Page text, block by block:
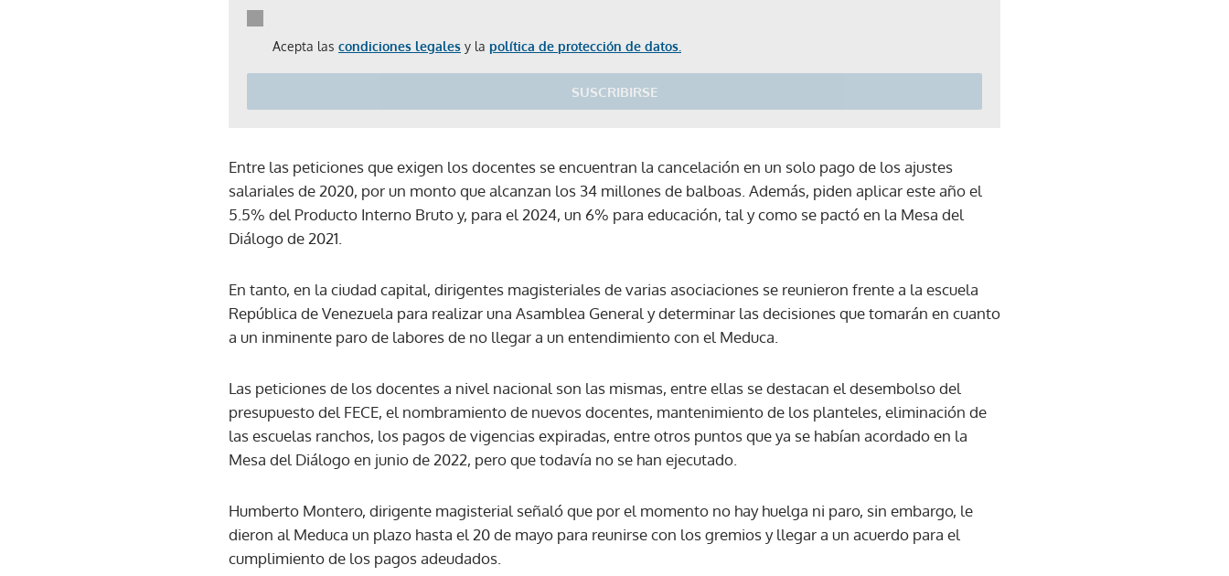
Acepta las condiciones legales y la política de protección de datos.
SUSCRIBIRSE
Gracias por suscribirte a nuestro boletín.
Entre las peticiones que exigen los docentes se encuentran la cancelación en un solo pago de los ajustes
salariales de 2020, por un monto que alcanzan los 34 millones de balboas. Además, piden aplicar este año el
5.5% del Producto Interno Bruto y, para el 2024, un 6% para educación, tal y como se pactó en la Mesa del
Diálogo de 2021.
En tanto, en la ciudad capital, dirigentes magisteriales de varias asociaciones se reunieron frente a la escuela
República de Venezuela para realizar una Asamblea General y determinar las decisiones que tomarán en cuanto
a un inminente paro de labores de no llegar a un entendimiento con el Meduca.
Las peticiones de los docentes a nivel nacional son las mismas, entre ellas se destacan el desembolso del
presupuesto del FECE, el nombramiento de nuevos docentes, mantenimiento de los planteles, eliminación de
las escuelas ranchos, los pagos de vigencias expiradas, entre otros puntos que ya se habían acordado en la
Mesa del Diálogo en junio de 2022, pero que todavía no se han ejecutado.
Humberto Montero, dirigente magisterial señaló que por el momento no hay huelga ni paro, sin embargo, le
dieron al Meduca un plazo hasta el 20 de mayo para reunirse con los gremios y llegar a un acuerdo para el
cumplimiento de los pagos adeudados.